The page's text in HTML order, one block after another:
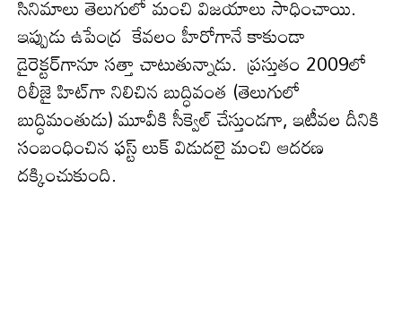
సినిమాలు తెలుగులో మంచి విజ‌యాలు సాధించాయి.
ఇప్పుడు ఉపేంద్ర కేవలం హీరోగానే కాకుండా
డైరెక్టర్‌గానూ సత్తా చాటుతున్నాడు. ప్రస్తుతం 2009లో
రిలీజై హిట్‌గా నిలిచిన బుద్ధివంత (తెలుగులో
బుద్ధిమంతుడు) మూవీకి సీక్వెల్ చేస్తుండగా, ఇటీవల దీనికి
సంబంధించిన ఫస్ట్ లుక్ విడుదలై మంచి ఆదరణ
దక్కించుకుంది.